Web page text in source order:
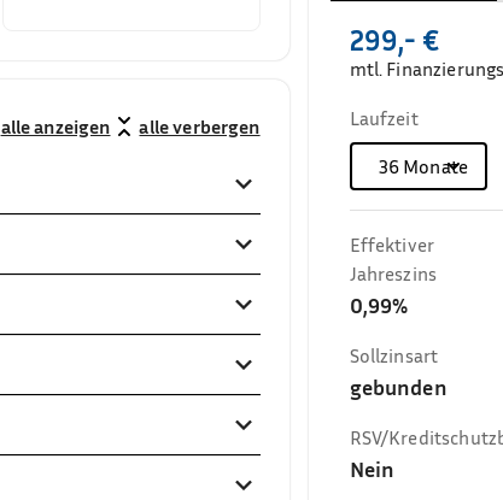
alle anzeigen alle verbergen
299,- €
mtl.
Laufzeit
36Monate
Effektiver
Jahreszins
0,99%
Sollzinsart
gebunden
RSV/
Nein